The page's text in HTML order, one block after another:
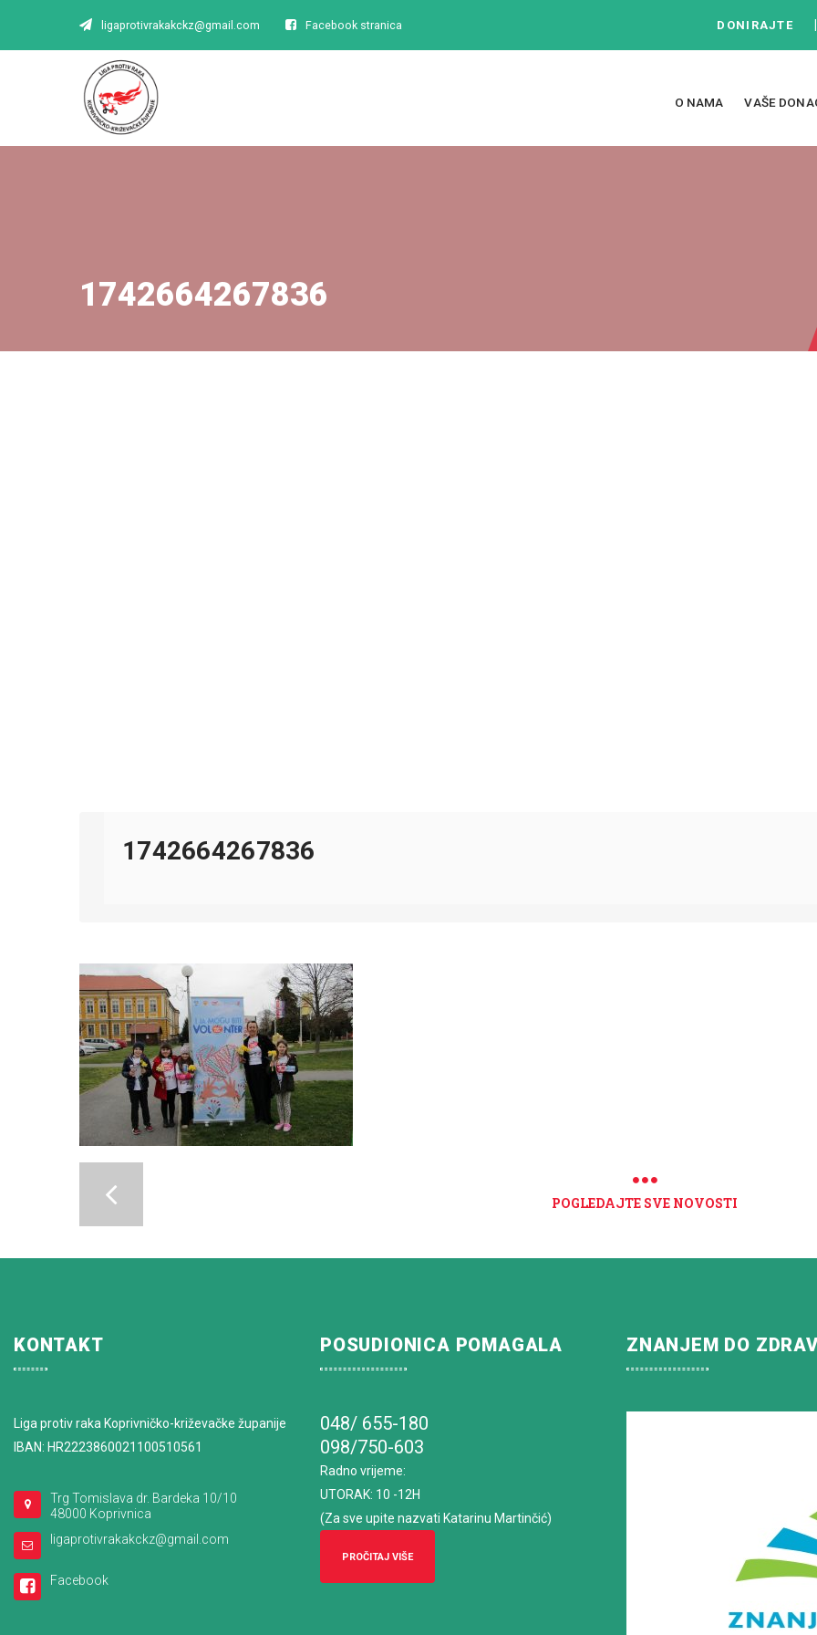
ligaprotivrakakckz@gmail.com Facebook stranica DONIRAJTE
O NAMA VAŠE
1742664267836
1742664267836
POGLEDAJTE SVE NOVOSTI
KONTAKT
Liga protiv raka Koprivničko-križevačke županije
IBAN: HR2223860021100510561
Trg Tomislava dr. Bardeka 10/10
48000 Koprivnica
ligaprotivrakakckz@gmail.com
Facebook
POSUDIONICA POMAGALA
048/ 655-180
098/750-603
Radno vrijeme:
UTORAK: 10 -12H
(Za sve upite nazvati Katarinu Martinčić)
PROČITAJ VIŠE
ZNANJEM DO